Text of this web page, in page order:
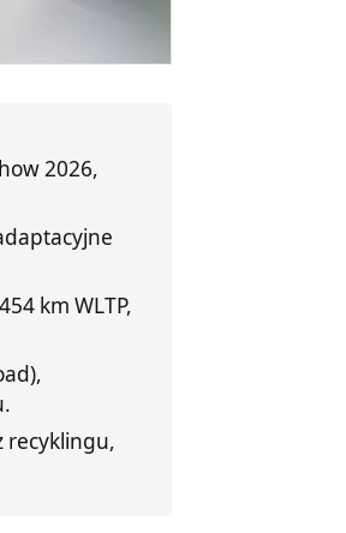
2026,
km WLTP,
recyklingu,